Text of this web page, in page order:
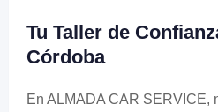
Tu Taller de
Córdoba
En ALMADA CAR SERVICE,